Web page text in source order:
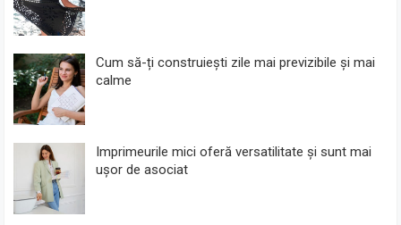
Cum să-ți construiești zile mai previzibile și mai
calme
Imprimeurile mici oferă versatilitate și sunt mai
ușor de asociat